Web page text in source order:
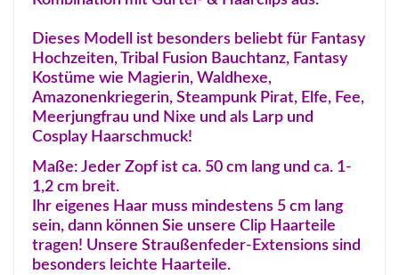
Dieses Modell ist besonders beliebt für Fantasy
Hochzeiten, Tribal Fusion Bauchtanz, Fantasy
Kostüme wie Magierin, Waldhexe,
Amazonenkriegerin, Steampunk Pirat, Elfe, Fee,
Meerjungfrau und Nixe und als Larp und
Cosplay Haarschmuck!
Maße: Jeder Zopf ist ca. 50 cm lang und ca. 1-
1,2 cm breit.
Ihr eigenes Haar muss mindestens 5 cm lang
sein, dann können Sie unsere Clip Haarteile
tragen! Unsere Straußenfeder-Extensions sind
besonders leichte Haarteile.